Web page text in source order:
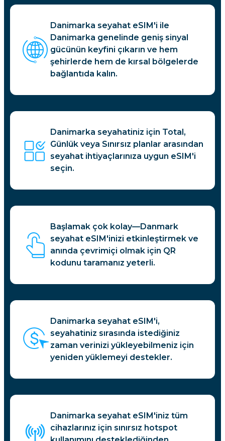
Danimarka seyahat eSIM'i ile
Danimarka genelinde geniş sinyal
gücünün keyfini çıkarın ve hem
şehirlerde hem de kırsal bölgelerde
bağlantıda kalın.
Danimarka seyahatiniz için Total,
Günlük veya Sınırsız planlar arasından
seyahat ihtiyaçlarınıza uygun eSIM'i
seçin.
Başlamak çok kolay—Danmark
seyahat eSIM'inizi etkinleştirmek ve
anında çevrimiçi olmak için QR
kodunu taramanız yeterli.
Danimarka seyahat eSIM'i,
seyahatiniz sırasında istediğiniz
zaman verinizi yükleyebilmeniz için
yeniden yüklemeyi destekler.
Danimarka seyahat eSIM'iniz tüm
cihazlarınız için sınırsız hotspot